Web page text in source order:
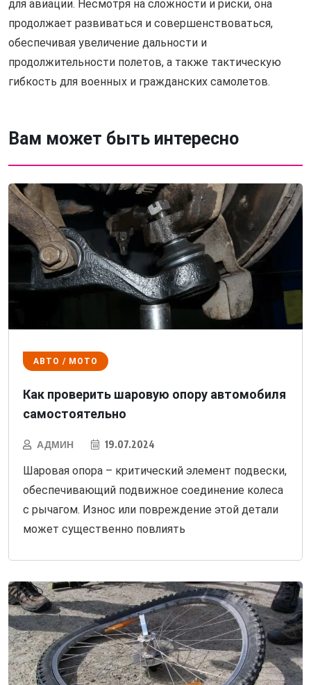
для авиации. Несмотря на сложности и риски, она
продолжает развиваться и совершенствоваться,
обеспечивая увеличение дальности и
продолжительности полетов, а также тактическую
гибкость для военных и гражданских самолетов.
Вам может быть интересно
АВТО / МОТО
Как проверить шаровую опору автомобиля
самостоятельно
АДМИН 19.07.2024
Шаровая опора – критический элемент подвески,
обеспечивающий подвижное соединение колеса
с рычагом. Износ или повреждение этой детали
может существенно повлиять